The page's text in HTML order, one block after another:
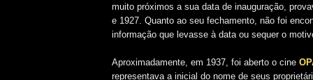
muito próximos a sua data de inauguração,
e 1927. Quanto ao seu fechamento, não foi
informação que levasse à data ou sequer o
Aproximadamente, em 1937, foi aberto o cine
representava a inicial do nome de seus